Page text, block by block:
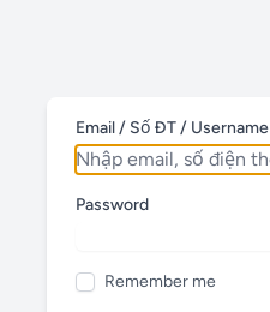
Email / Số ĐT / Username
Password
Remember me